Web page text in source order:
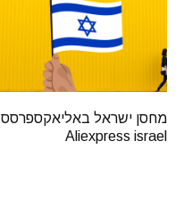
מחסן ישראל באליאקספרסס
Aliexpress israel